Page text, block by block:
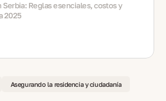
Reglas esenciales, costos y
2025
Asegurando la residencia y ciudadanía